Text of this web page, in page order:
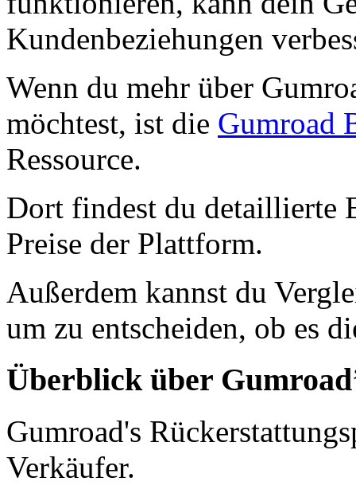
Kundenbeziehungen
Wenn du mehr über
möchtest, ist die Gumroad
Ressource.
Dort findest du detaillierte
Preise der Plattform.
Außerdem kannst du
um zu entscheiden, ob es
Überblick über
Gumroad's
Verkäufer.